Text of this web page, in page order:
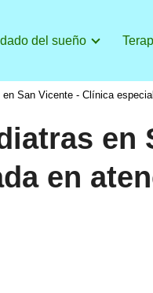
del sueño
San Vicente - Clínica
en
en